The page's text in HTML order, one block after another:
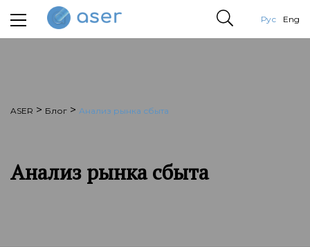
Рус Eng
ASER > Блог > Анализ рынка сбыта
Анализ рынка сбыта